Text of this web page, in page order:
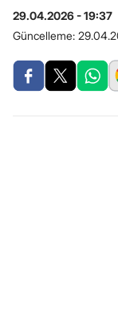
29.04.2026 - 19:37
Güncelleme: